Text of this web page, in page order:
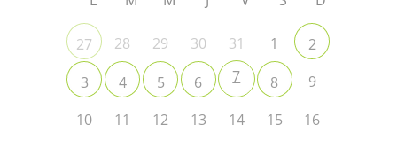
27 28 29 30 31 1
2
3
4 5 6 7 8
9
10
11 12 13 14 15
16